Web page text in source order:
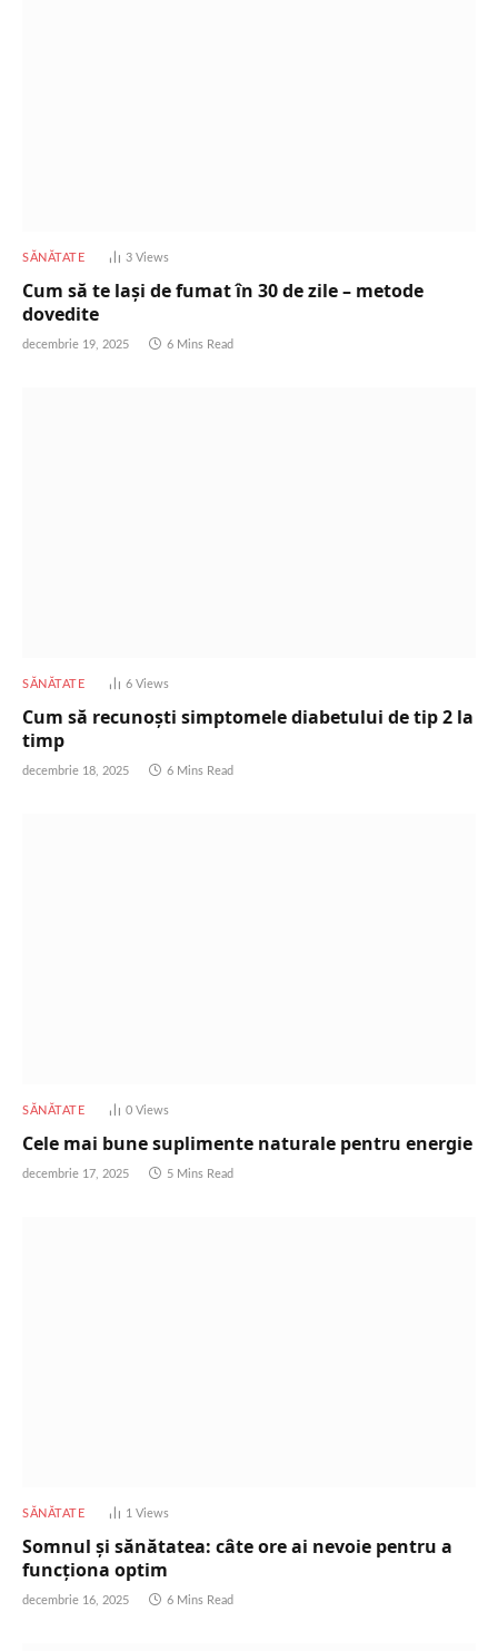
SĂNĂTATE 3Views
Cum să te lași de fumat în 30 de zile – metode
dovedite
decembrie 19, 2025 6 Mins Read
SĂNĂTATE 6Views
Cum să recunoști simptomele diabetului de tip 2 la
timp
decembrie 18, 2025 6 Mins Read
SĂNĂTATE 0Views
Cele mai bune suplimente naturale pentru energie
decembrie 17, 2025 5 Mins Read
SĂNĂTATE 1Views
Somnul și sănătatea: câte ore ai nevoie pentru a
funcționa optim
decembrie 16, 2025 6 Mins Read